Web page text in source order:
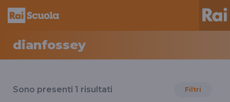
dianfossey
ilSono presenti 1 risultati Filtri